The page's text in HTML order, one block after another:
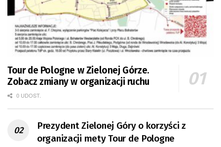
Tour de Pologne w Zielonej Górze.
Zobacz zmiany w organizacji ruchu
0 UDOST.
Prezydent Zielonej Góry o korzyści z
organizacji mety Tour de Pologne